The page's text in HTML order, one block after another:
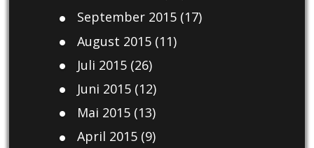
September 2015(17)
August 2015(11)
Juli 2015(26)
Juni 2015(12)
Mai 2015(13)
April 2015(9)